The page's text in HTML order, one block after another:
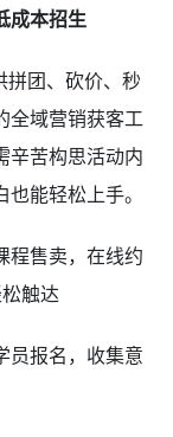
成本招生
团、砍价、秒
全域营销获客工
辛苦构思活动内
能轻松上手。
程售卖，在线约
触达
员报名，收集意